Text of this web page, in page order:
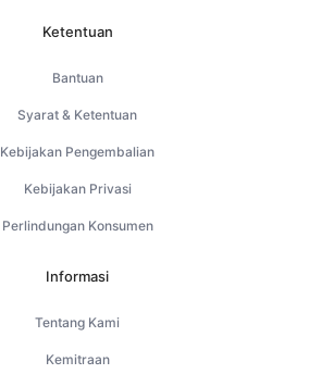
Ketentuan
Bantuan
Syarat & Ketentuan
Kebijakan Pengembalian
Kebijakan Privasi
Perlindungan Konsumen
Informasi
Tentang Kami
Kemitraan